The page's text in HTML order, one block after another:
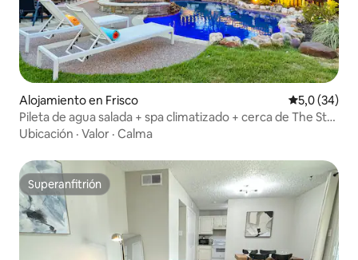
Alojamiento en Frisco Calificación
5,0 (34)
Pileta de agua salada + spa climatizado + cerca de The Star
+ PGA
Ubicación · Valor · Calma
Superanfitrión
Superanfitrión